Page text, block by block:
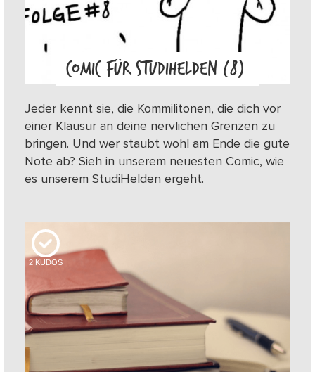
COMIC FÜR STUDIHELDEN (8)
Jeder kennt sie, die Kommilitonen, die dich vor
einer Klausur an deine nervlichen Grenzen zu
bringen. Und wer staubt wohl am Ende die gute
Note ab? Sieh in unserem neuesten Comic, wie
es unserem StudiHelden ergeht.
2 KUDOS